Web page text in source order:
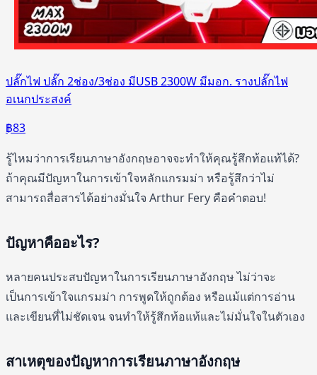
ปลั๊กไฟ ปลั๊ก 2ช่อง/3ช่อง มีUSB 2300W มีมอก. รางปลั๊กไฟ
อเนกประสงค์
฿83
รู้ไหมว่าการเรียนภาษาอังกฤษอาจจะทำให้คุณรู้สึกท้อแท้ได้?
ถ้าคุณมีปัญหาในการเข้าใจหลักแกรมม่า หรือรู้สึกว่าไม่
สามารถสื่อสารได้อย่างมั่นใจ Arthur Fery คือคำตอบ!
ปัญหาคืออะไร?
หลายคนประสบปัญหาในการเรียนภาษาอังกฤษ ไม่ว่าจะ
เป็นการเข้าใจแกรมม่า การพูดให้ถูกต้อง หรือแม้แต่การอ่าน
และเขียนที่ไม่ชัดเจน จนทำให้รู้สึกท้อแท้และไม่มั่นใจในตัวเอง
สาเหตุของปัญหาการเรียนภาษาอังกฤษ